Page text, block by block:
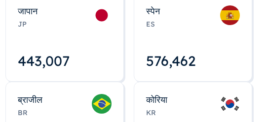
जापान
JP
443,008
स्पेन
ES
576,463
ब्राजील
BR
कोरिया
KR